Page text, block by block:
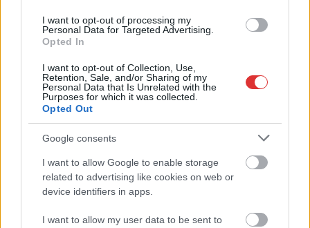
I want to opt-out of processing my
Personal Data for Targeted Advertising.
Opted In
I want to opt-out of Collection, Use,
Retention, Sale, and/or Sharing of my
Personal Data that Is Unrelated with the
Purposes for which it was collected.
Opted Out
Google consents
I want to allow Google to enable storage
related to advertising like cookies on web or
device identifiers in apps.
I want to allow my user data to be sent to
abszolút rendszeres.
veszélyeztetés miatt.
TOVÁBB OLVASOM
Szolnok apuka,elektromos roller óvoda
A 4-es főúton sosem unatkoznak a közlekedők
2024.09.06. Kiss Lajos